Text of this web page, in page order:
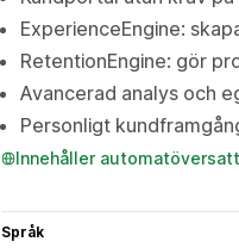
ExperienceEngine:
RetentionEngine: gör
Avancerad analys och
Personligt
Innehåller
Språk